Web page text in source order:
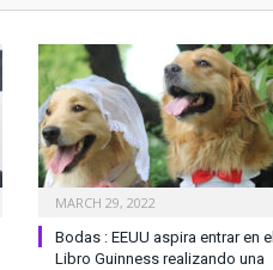
MARCH 29, 2022
Bodas : EEUU aspira entrar en el
Libro Guinness realizando una